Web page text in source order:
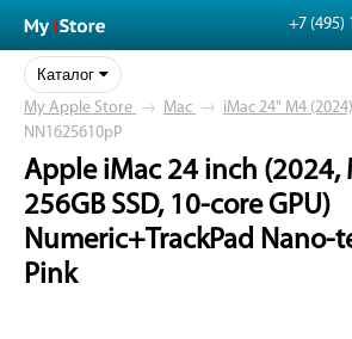
+7 (495)
Каталог
My Apple Store → Mac → iMac 24" M4 (2024)
NN1625610pP
Apple iMac 24 inch (2024,
256GB SSD, 10-core GPU)
Numeric+TrackPad Nano-
Pink